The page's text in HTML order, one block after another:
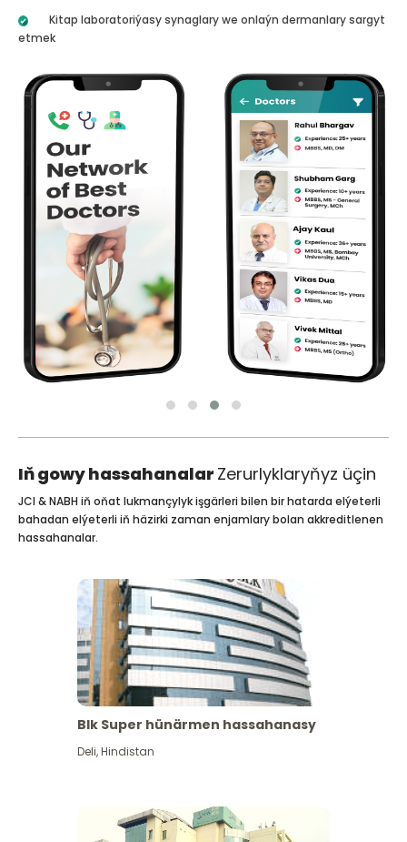
Kitap laboratoriýasy synaglary we onlaýn dermanlary sargyt
etmek
Iň gowy hassahanalar Zerurlyklaryňyz üçin
JCI & NABH iň oňat lukmançylyk işgärleri bilen bir hatarda elýeterli
bahadan elýeterli iň häzirki zaman enjamlary bolan akkreditlenen
hassahanalar.
Blk Super hünärmen hassahanasy
Deli,Hindistan